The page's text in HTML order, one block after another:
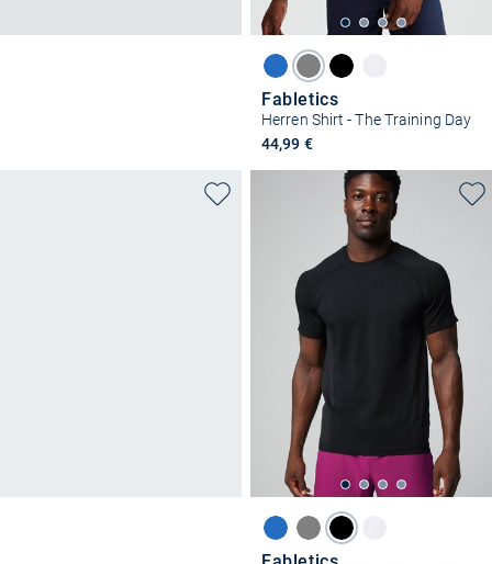
Fabletics
Herren Shirt - The Training Day
44,99 €